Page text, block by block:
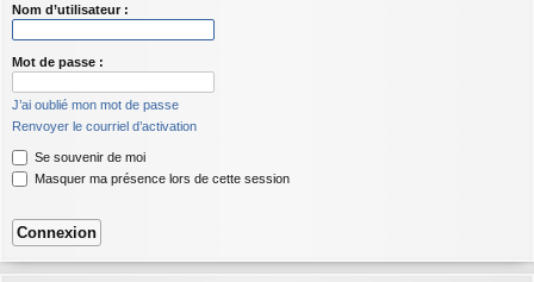
Nom d’utilisateur :
Mot de passe :
J’ai oublié mon mot de passe
Renvoyer le courriel d’activation
Se souvenir de moi
Masquer ma présence lors de cette session